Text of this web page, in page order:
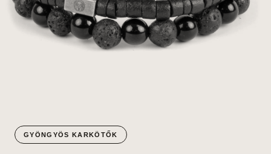
GYÖNGYÖS KARKÖTŐK